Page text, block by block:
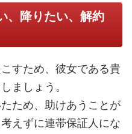
、降りたい、解約
すため、彼女である貴
ましょう。
ため、助けあうことが
えずに連帯保証人にな